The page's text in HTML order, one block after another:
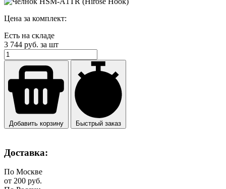
Цена за комплект:
Есть на складе
3 744 руб. за шт
Добавить корзину Быстрый заказ
Доставка:
По Москве
от 200 руб.